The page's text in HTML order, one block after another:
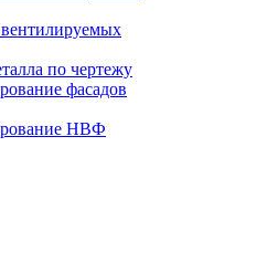
по чертежу
фасадов
НВФ